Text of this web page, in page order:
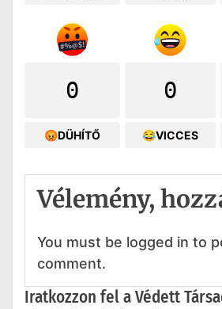
0
😡DÜHÍTŐ
0
😂VICCES
Vélemény,
You must be logged in to
comment.
Iratkozzon fel a Védett